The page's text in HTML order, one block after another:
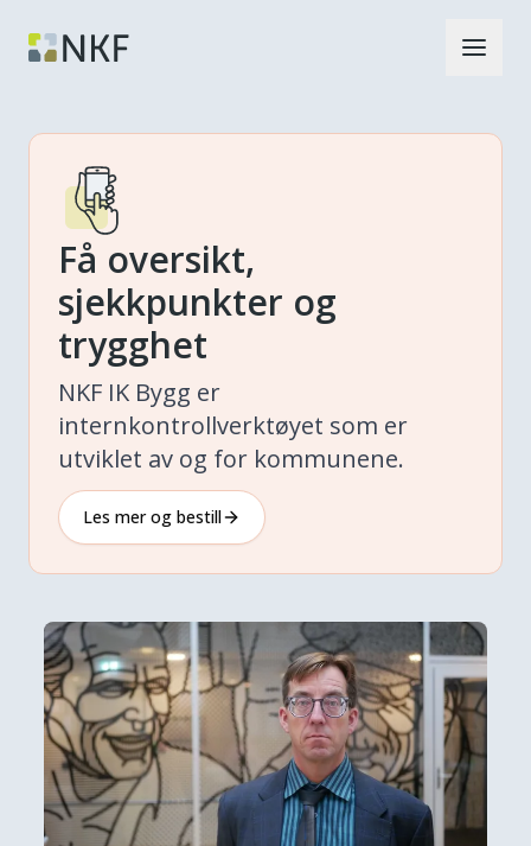
Få oversikt,
sjekkpunkter og
trygghet
NKF IK Bygg er
internkontrollverktøyet som er
utviklet av og for kommunene.
Les mer og bestill